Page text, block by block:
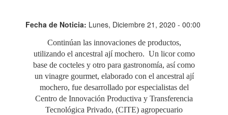
Fecha de Noticia: Lunes, Diciembre 21, 2020 - 00:00
Continúan las innovaciones de productos,
utilizando el ancestral ají mochero. Un licor como
base de cocteles y otro para gastronomía, así como
un vinagre gourmet, elaborado con el ancestral ají
mochero, fue desarrollado por especialistas del
Centro de Innovación Productiva y Transferencia
Tecnológica Privado, (CITE) agropecuario